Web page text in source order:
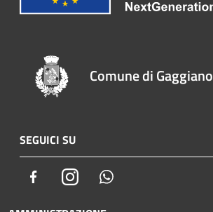
Comune di Gaggiano
SEGUICI SU
FacebookInstagram